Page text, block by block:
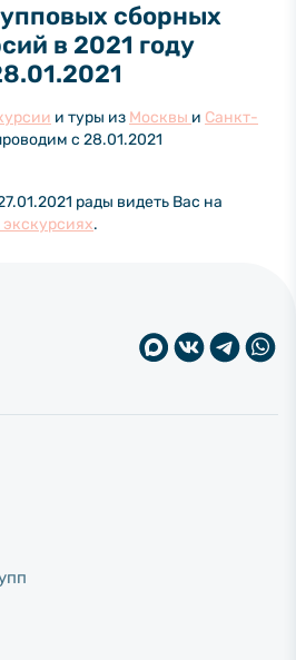
сборных
в 2021 году
и туры из Москвы и Санкт-
с 28.01.2021
рады видеть Вас на
.